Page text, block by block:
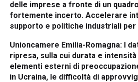
delle imprese a fronte di un
fortemente incerto. Accelerare
supporto e politiche industriali
Unioncamere Emilia-Romagna: I
ripresa, sulla cui durata e
elementi esterni di
in Ucraina, le difficoltà di